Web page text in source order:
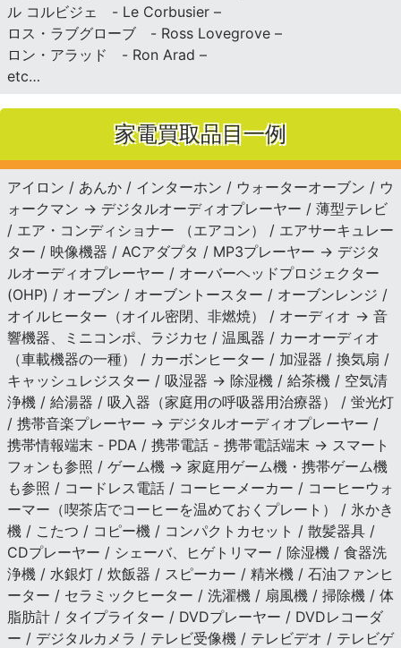
ル コルビジェ - Le Corbusier –
ロス・ラブグローブ - Ross Lovegrove –
ロン・アラッド - Ron Arad –
etc…
家電買取品目一例
アイロン / あんか / インターホン / ウォーターオーブン / ウ
ォークマン → デジタルオーディオプレーヤー / 薄型テレビ
/ エア・コンディショナー （エアコン） / エアサーキュレー
ター / 映像機器 / ACアダプタ / MP3プレーヤー → デジタ
ルオーディオプレーヤー / オーバーヘッドプロジェクター
(OHP) / オーブン / オーブントースター / オーブンレンジ /
オイルヒーター（オイル密閉、非燃焼） / オーディオ → 音
響機器、ミニコンポ、ラジカセ / 温風器 / カーオーディオ
（車載機器の一種） / カーボンヒーター / 加湿器 / 換気扇 /
キャッシュレジスター / 吸湿器 → 除湿機 / 給茶機 / 空気清
浄機 / 給湯器 / 吸入器（家庭用の呼吸器用治療器） / 蛍光灯
/ 携帯音楽プレーヤー → デジタルオーディオプレーヤー /
携帯情報端末 - PDA / 携帯電話 - 携帯電話端末 → スマート
フォンも参照 / ゲーム機 → 家庭用ゲーム機・携帯ゲーム機
も参照 / コードレス電話 / コーヒーメーカー / コーヒーウォ
ーマー（喫茶店でコーヒーを温めておくプレート） / 氷かき
機 / こたつ / コピー機 / コンパクトカセット / 散髪器具 /
CDプレーヤー / シェーバ、ヒゲトリマー / 除湿機 / 食器洗
浄機 / 水銀灯 / 炊飯器 / スピーカー / 精米機 / 石油ファンヒ
ーター / セラミックヒーター / 洗濯機 / 扇風機 / 掃除機 / 体
脂肪計 / タイプライター / DVDプレーヤー / DVDレコーダ
ー / デジタルカメラ / テレビ受像機 / テレビデオ / テレビゲ